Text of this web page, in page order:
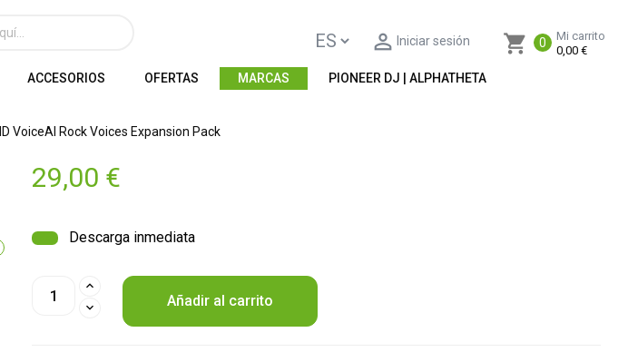
shopping_cart 0
Mi carrito
0,00 €
 Iniciar sesión
ACCESORIOS OFERTAS MARCAS PIONEER DJ | ALPHATHETA
VoiceAI Rock Voices Expansion Pack
29,00 €
Descarga inmediata
Añadir al carrito